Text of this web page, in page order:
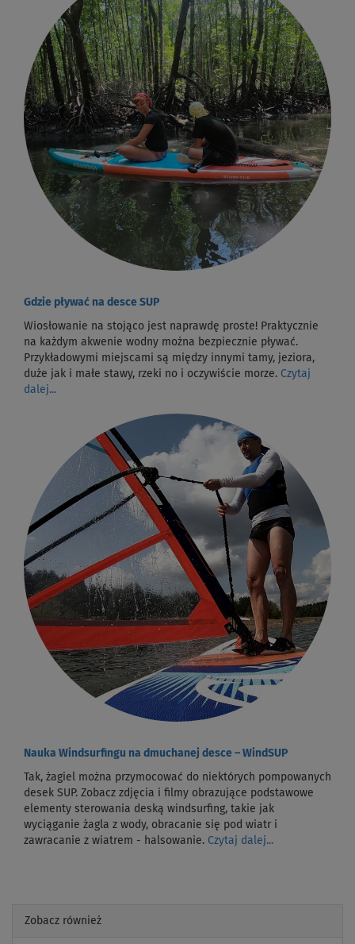
Gdzie pływać na desce SUP
Wiosłowanie na stojąco jest naprawdę proste! Praktycznie
na każdym akwenie wodny można bezpiecznie pływać.
Przykładowymi miejscami są między innymi tamy, jeziora,
duże jak i małe stawy, rzeki no i oczywiście morze. Czytaj
dalej...
Nauka Windsurfingu na dmuchanej desce – WindSUP
Tak, żagiel można przymocować do niektórych pompowanych
desek SUP. Zobacz zdjęcia i filmy obrazujące podstawowe
elementy sterowania deską windsurfing, takie jak
wyciąganie żagla z wody, obracanie się pod wiatr i
zawracanie z wiatrem - halsowanie. Czytaj dalej...
Zobacz również